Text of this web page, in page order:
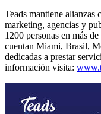
Teads mantiene alianzas
marketing, agencias y
1200 personas en más
cuentan Miami, Brasil,
dedicadas a prestar
información visita: